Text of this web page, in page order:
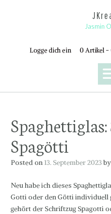
Jasmin
Logge dich ein 0 Artikel -
Spagötti
Posted on13. September 2023by
Neu habe ich dieses
Gotti oder den Götti individuell
gehört der Schriftzug Spagotti